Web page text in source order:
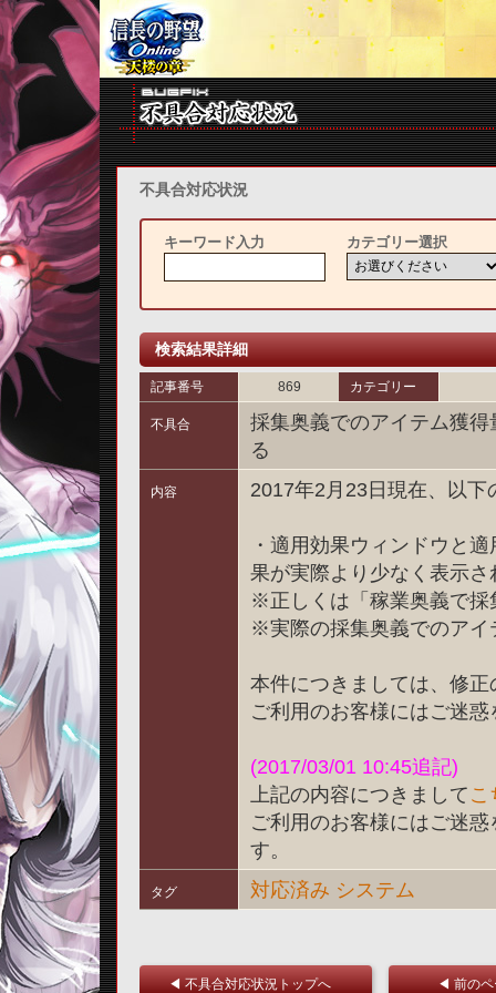
不具合対応状況
キーワード入力 カテゴリー選択
検索結果詳細
記事番号 869 カテゴリー
不具合
採集奥義でのアイテム獲
る
内容 2017年2月23日現在、以
・適用効果ウィンドウと
果が実際より少なく表示さ
※正しくは「稼業奥義で採
※実際の採集奥義でのアイ
本件につきましては、修
ご利用のお客様にはご迷
(2017/03/01 10:45追記)
上記の内容につきましてこ
ご利用のお客様にはご迷
す。
タグ 対応済み システム
◀ 不具合対応状況トップへ ◀ 前の